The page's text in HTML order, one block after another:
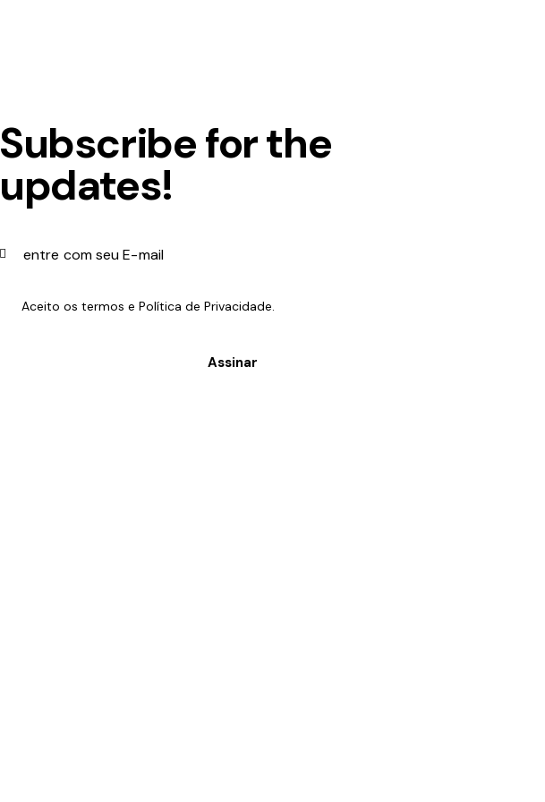
Subscribe for the
updates!
Assinar
Aceito os termos e Política de Privacidade.